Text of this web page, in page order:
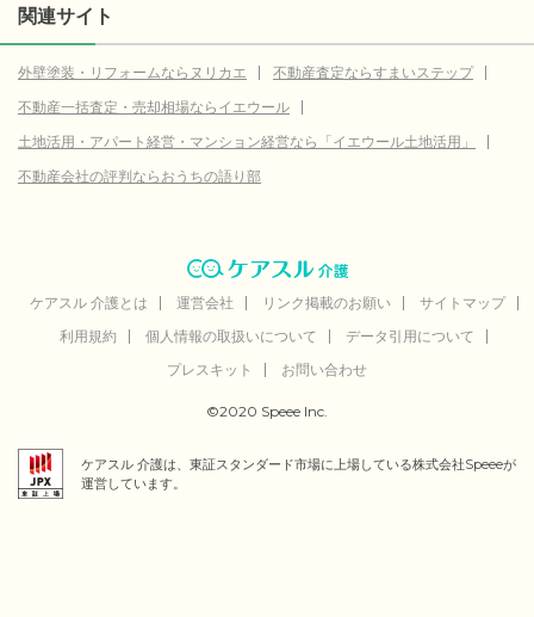
関連サイト
外壁塗装・リフォームならヌリカエ
不動産査定ならすまいステップ
不動産一括査定・売却相場ならイエウール
土地活用・アパート経営・マンション経営なら「イエウール土地活用」
不動産会社の評判ならおうちの語り部
ケアスル 介護とは 運営会社 リンク掲載のお願い
サイトマップ
利用規約
個人情報の取扱いについて
データ引用について
プレスキット
お問い合わせ
©2020 Speee Inc.
ケアスル 介護は、東証スタンダード市場に上場している株式会社Speeeが
運営しています。